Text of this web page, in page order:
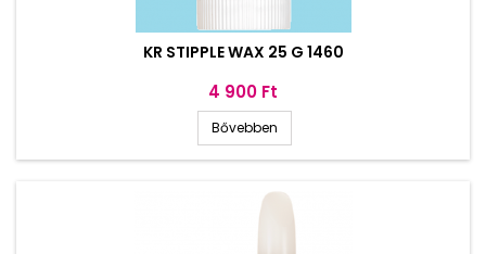
KR STIPPLE WAX 25 G 1460
Ár
4 900 Ft
Bővebben